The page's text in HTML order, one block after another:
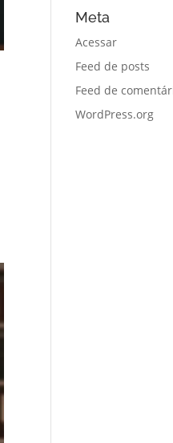
Meta
Acessar
Feed de posts
Feed de
WordPress.org